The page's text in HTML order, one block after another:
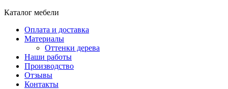
Каталог мебели
Оплата и доставка
Материалы
Оттенки дерева
Наши работы
Производство
Отзывы
Контакты